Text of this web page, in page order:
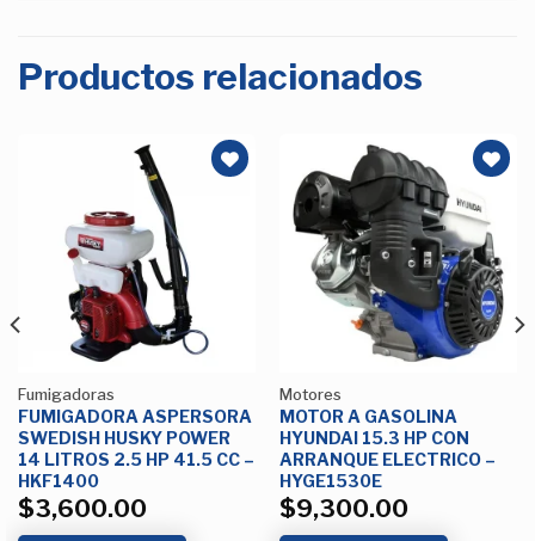
Productos relacionados
Fumigadoras
FUMIGADORA ASPERSORA
SWEDISH HUSKY POWER
14 LITROS 2.5 HP 41.5 CC –
HKF1400
$3,600.00
Añadir
a la
Lista de
deseos
Motores
MOTOR A GASOLINA
HYUNDAI 15.3 HP CON
ARRANQUE ELECTRICO –
HYGE1530E
$9,300.00